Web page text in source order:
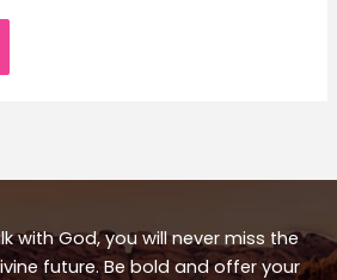
with God, you will never miss the
future. Be bold and offer your